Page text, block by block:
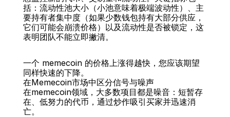
括：流动性池大小（小池意味着极端波动性）、主
要持有者集中度（如果少数钱包持有大部分供应，
它们可能会崩溃价格）以及流动性是否被锁定，这
表明团队不能立即撇清。
一个 memecoin 的价格上涨得越快，您应该期望
同样快速的下降。
在Memecoin市场中区分信号与噪声
在memecoin领域，大多数项目都是噪音：短暂存
在、低努力的代币，通过炒作吸引买家并迅速消
亡。